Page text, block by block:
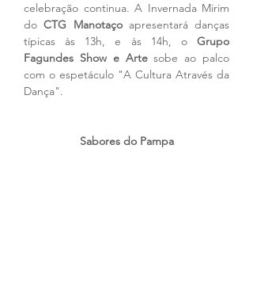
celebração continua. A Invernada Mirim
do CTG Manotaço apresentará danças
típicas às 13h, e às 14h, o Grupo
Fagundes Show e Arte sobe ao palco
com o espetáculo "A Cultura Através da
Dança".
Sabores do Pampa